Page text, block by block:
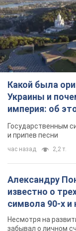
Какой была
Украины и
империя: об
Государственным
и припев песни
час назад 2,2 т.
Александру
известно о
символа 90-х и
Несмотря на
забывал о личном